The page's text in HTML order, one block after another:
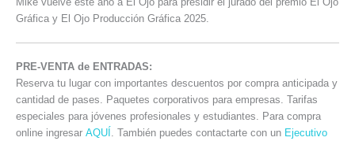
Gráfica y El Ojo Producción Gráfica 2025.
PRE-VENTA de ENTRADAS:
Reserva tu lugar con importantes descuentos por compra anticipada y
cantidad de pases. Paquetes corporativos para empresas. Tarifas
especiales para jóvenes profesionales y estudiantes. Para compra
online ingresar AQUÍ . También puedes contactarte con un Ejecutivo